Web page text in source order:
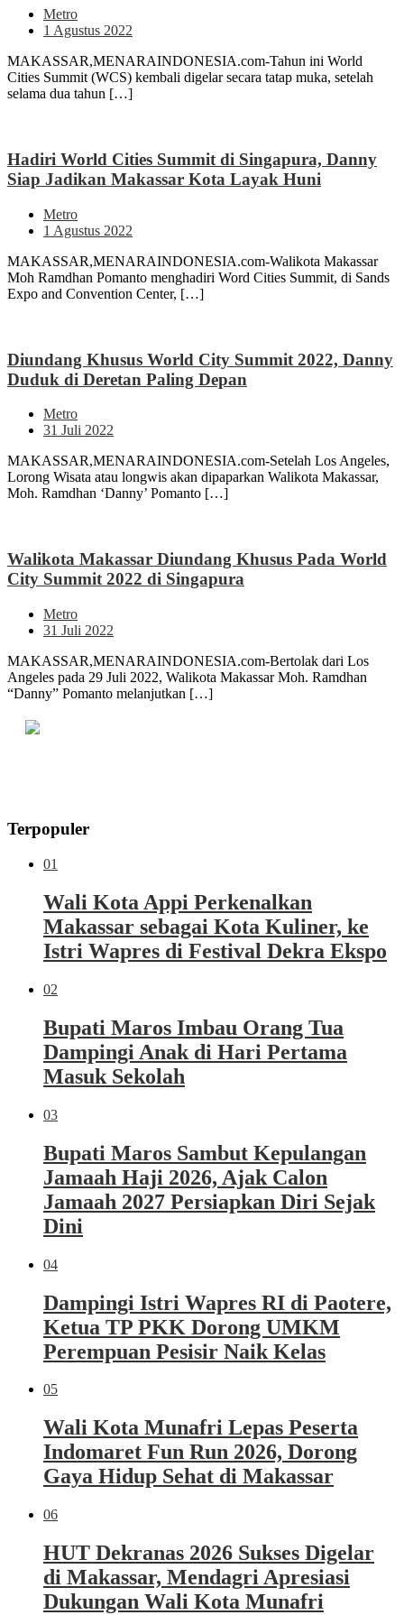
Metro
1 Agustus 2022
MAKASSAR,MENARAINDONESIA.com-Tahun ini World
Cities Summit (WCS) kembali digelar secara tatap muka, setelah
selama dua tahun […]
Hadiri World Cities Summit di Singapura, Danny
Siap Jadikan Makassar Kota Layak Huni
Metro
1 Agustus 2022
MAKASSAR,MENARAINDONESIA.com-Walikota Makassar
Moh Ramdhan Pomanto menghadiri Word Cities Summit, di Sands
Expo and Convention Center, […]
Diundang Khusus World City Summit 2022, Danny
Duduk di Deretan Paling Depan
Metro
31 Juli 2022
MAKASSAR,MENARAINDONESIA.com-Setelah Los Angeles,
Lorong Wisata atau longwis akan dipaparkan Walikota Makassar,
Moh. Ramdhan ‘Danny’ Pomanto […]
Walikota Makassar Diundang Khusus Pada World
City Summit 2022 di Singapura
Metro
31 Juli 2022
MAKASSAR,MENARAINDONESIA.com-Bertolak dari Los
Angeles pada 29 Juli 2022, Walikota Makassar Moh. Ramdhan
“Danny” Pomanto melanjutkan […]
Terpopuler
01
Wali Kota Appi Perkenalkan
Makassar sebagai Kota Kuliner, ke
Istri Wapres di Festival Dekra Ekspo
02
Bupati Maros Imbau Orang Tua
Dampingi Anak di Hari Pertama
Masuk Sekolah
03
Bupati Maros Sambut Kepulangan
Jamaah Haji 2026, Ajak Calon
Jamaah 2027 Persiapkan Diri Sejak
Dini
04
Dampingi Istri Wapres RI di Paotere,
Ketua TP PKK Dorong UMKM
Perempuan Pesisir Naik Kelas
05
Wali Kota Munafri Lepas Peserta
Indomaret Fun Run 2026, Dorong
Gaya Hidup Sehat di Makassar
06
HUT Dekranas 2026 Sukses Digelar
di Makassar, Mendagri Apresiasi
Dukungan Wali Kota Munafri